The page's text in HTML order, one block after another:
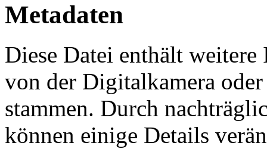
Metadaten
Diese Datei enthält
von der Digitalkamera
stammen. Durch
können einige Details